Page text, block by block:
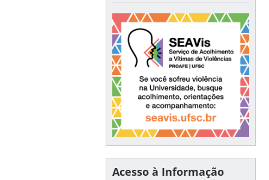
Acesso à Informação